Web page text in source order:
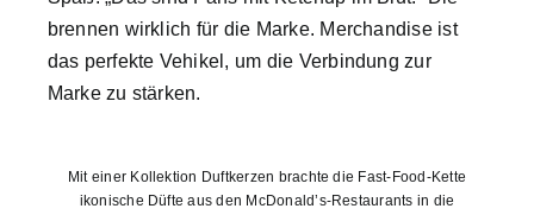
brennen wirklich für die Marke. Merchandise ist
das perfekte Vehikel, um die Verbindung zur
Marke zu stärken.
Mit einer Kollektion Duftkerzen brachte die Fast-Food-Kette
ikonische Düfte aus den McDonald’s-Restaurants in die